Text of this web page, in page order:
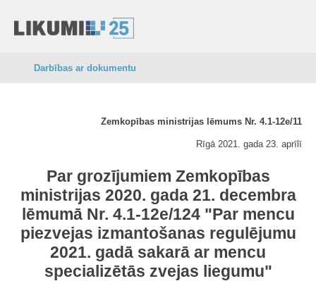
Darbības ar dokumentu
Zemkopības ministrijas lēmums Nr. 4.1-12e/11
Rīgā 2021. gada 23. aprīlī
Par grozījumiem Zemkopības
ministrijas 2020. gada 21. decembra
lēmumā Nr. 4.1-12e/124 "Par mencu
piezvejas izmantošanas regulējumu
2021. gadā sakarā ar mencu
specializētās zvejas liegumu"